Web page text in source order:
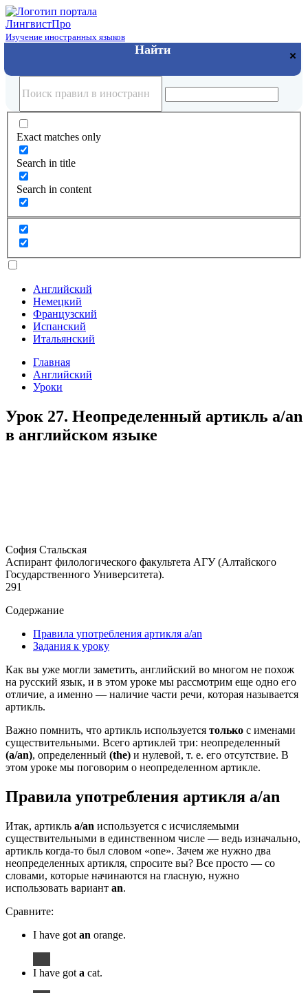
ЛингвистПро
Изучение иностранных языков
Exact matches only
Search in title
Search in content
Английский
Немецкий
Французский
Испанский
Итальянский
Главная
Английский
Уроки
Урок 27. Неопределенный артикль a/an
в английском языке
София Стальская
Аспирант филологического факультета АГУ (Алтайского
Государственного Университета).
291
Содержание
Правила употребления артикля a/an
Задания к уроку
Как вы уже могли заметить, английский во многом не похож
на русский язык, и в этом уроке мы рассмотрим еще одно его
отличие, а именно — наличие части речи, которая называется
артикль.
Важно помнить, что артикль используется только с именами
существительными. Всего артиклей три: неопределенный
(a/an), определенный (the) и нулевой, т. е. его отсутствие. В
этом уроке мы поговорим о неопределенном артикле.
Правила употребления артикля a/an
Итак, артикль a/an используется с исчисляемыми
существительными в единственном числе — ведь изначально,
артикль когда-то был словом «one». Зачем же нужно два
неопределенных артикля, спросите вы? Все просто — со
словами, которые начинаются на гласную, нужно
использовать вариант an.
Сравните:
I have got an orange.
I have got a cat.